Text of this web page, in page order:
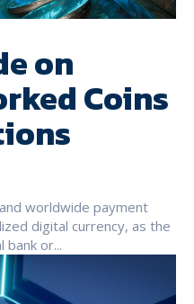
on
Coins
worldwide payment
digital currency, as the
or...